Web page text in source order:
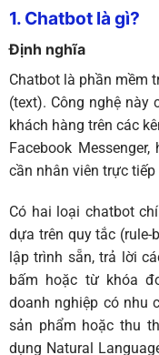
1. Chatbot là gì?
Định nghĩa
Chatbot là phần mềm
(text). Công nghệ này
khách hàng trên các
Facebook
cần nhân viên trực tiếp
Có hai loại chatbot
dựa trên quy tắc
lập trình sẵn, trả lời
bấm hoặc từ khóa
doanh nghiệp có nhu
sản phẩm hoặc thu
dụng Natural